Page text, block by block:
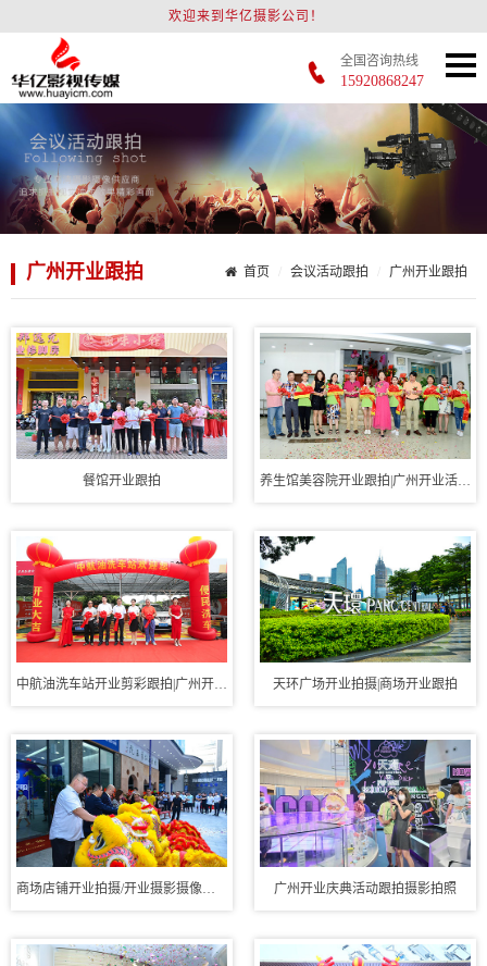
欢迎来到华亿摄影公司！
全国咨询热线
15920868247
广州开业跟拍 首页 会议活动跟拍 广州开业跟拍
餐馆开业跟拍 养生馆美容院开业跟拍|广州开业活动拍摄
中航油洗车站开业剪彩跟拍|广州开业摄影录... 天环广场开业拍摄|商场开业跟拍
广州开业庆典活动跟拍摄影拍照